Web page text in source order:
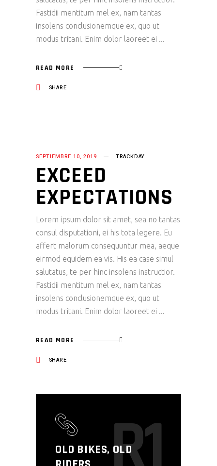
Fastidii mentitum mel ex, nam tantas
insolens conclusionemque ex, quo ut
modus tritani. Enim dolor laoreet ei
READ MORE
SHARE
SEPTIEMBRE 10, 2019 TRACKDAY
EXCEED
EXPECTATIONS
Lorem ipsum dolor sit amet, sea no tantas
consul disputationi, ei his tota legere. Eu
affert malorum consequuntur mea, aeque
eirmod equidem ea vis. His ea case simul
salutatus, te per hinc insolens instructior.
Fastidii mentitum mel ex, nam tantas
insolens conclusionemque ex, quo ut
modus tritani. Enim dolor laoreet ei
READ MORE
SHARE
OLD BIKES, OLDR1